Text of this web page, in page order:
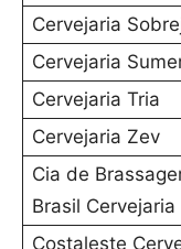
Cervejaria
Cervejaria
Cervejaria Tria
Cervejaria Zev
Cia de
Brasil Cervejaria
Costaleste